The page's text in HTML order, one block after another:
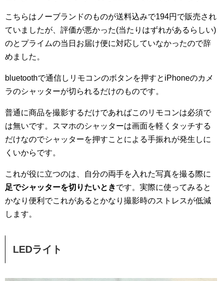
こちらはノーブランドのものが送料込みで194円で販売され
ていましたが、評価が悪かった(当たりはずれがあるらしい)
のとプライムの当日お届け便に対応していなかったので辞
めました。
bluetoothで通信しリモコンのボタンを押すとiPhoneのカメ
ラのシャッターが切られるだけのものです。
普通に商品を撮影するだけであればこのリモコンは必須で
は無いです。スマホのシャッターは画面を軽くタッチする
だけなのでシャッターを押すことによる手振れが発生しに
くいからです。
これが役に立つのは、自分の両手を入れた写真を撮る際に
足でシャッターを切りたいときです。実際に使ってみると
かなり便利でこれがあるとかなり撮影時のストレスが低減
します。
LEDライト